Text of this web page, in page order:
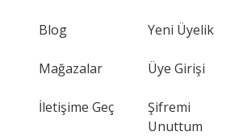
Blog
Mağazalar
İletişime Geç
Yeni Üyelik
Üye Girişi
Şifremi
Unuttum